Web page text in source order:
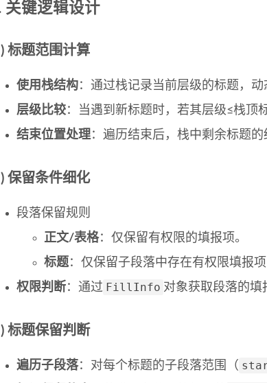
关键逻辑设计
标题范围计算
使用栈结构：通过栈记录当前层级的标题，动
层级比较：当遇到新标题时，若其层级≤栈顶
结束位置处理：遍历结束后，栈中剩余标题的
保留条件细化
段落保留规则
正文/表格：仅保留有权限的填报项。
标题：仅保留子段落中存在有权限填报项
权限判断：通过 FillInfo 对象获取段落的填
标题保留判断
遍历子段落：对每个标题的子段落范围（